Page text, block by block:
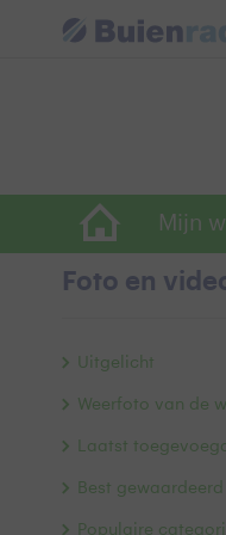
Mijn
Foto en
Uitgelicht
Weerfoto van de
Laatst toegevoegd
Best gewaardeerd
Populaire